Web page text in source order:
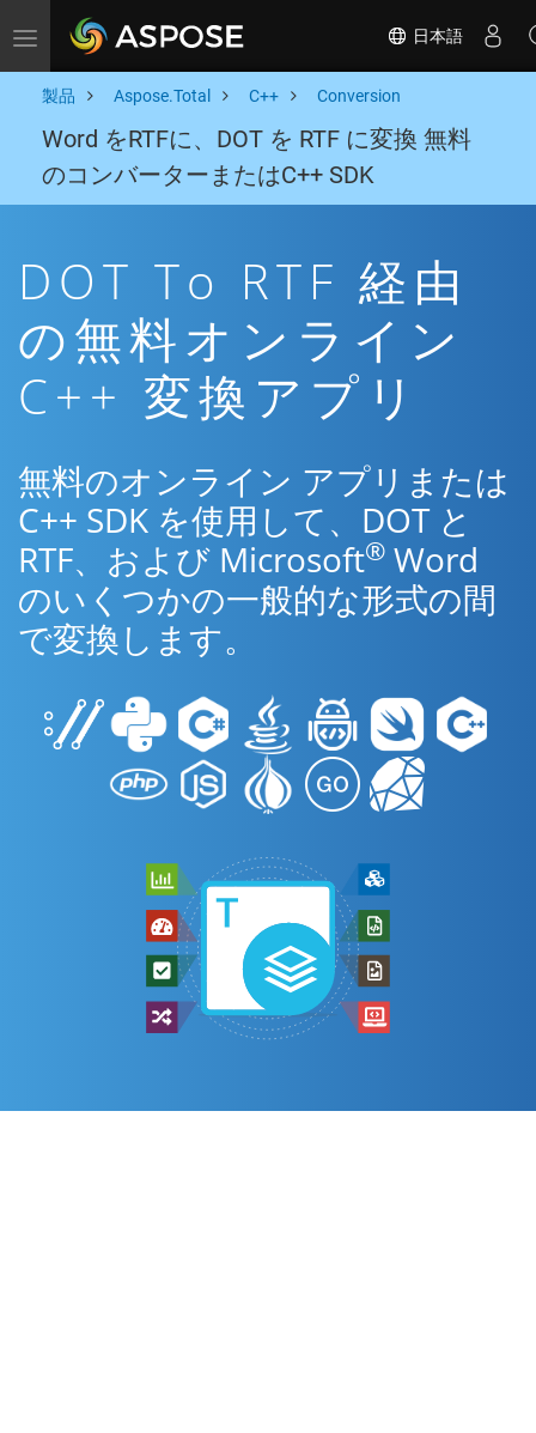
Toggle navigation 日本語
製品 Aspose.Total C++ Conversion
Word をRTFに、DOT を RTF に変換 無料
のコンバーターまたはC++ SDK
DOT To RTF 経由
の無料オンライン
C++ 変換アプリ
無料のオンライン アプリまたは
C++ SDK を使用して、DOT と
RTF、および Microsoft® Word
のいくつかの一般的な形式の間
で変換します。